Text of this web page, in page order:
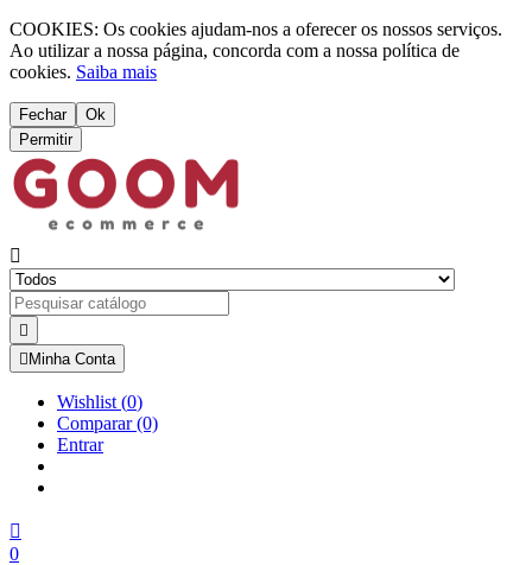
COOKIES: Os cookies ajudam-nos a oferecer os nossos serviços.
Ao utilizar a nossa página, concorda com a nossa política de
cookies. Saiba mais
Fechar
Ok
Permitir


 Minha Conta
Wishlist (0)
Comparar(0)
Entrar

0